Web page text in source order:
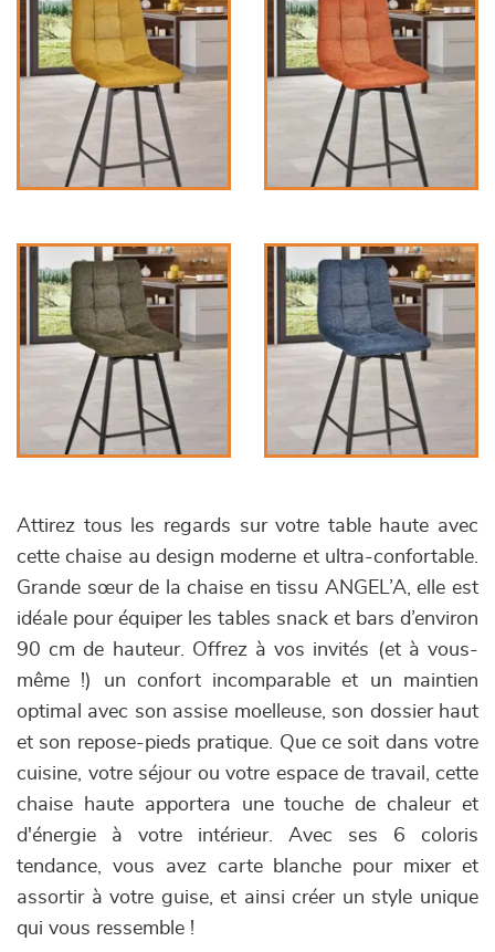
Attirez tous les regards sur votre table haute avec
cette chaise au design moderne et ultra-confortable.
Grande sœur de la chaise en tissu ANGEL’A, elle est
idéale pour équiper les tables snack et bars d’environ
90 cm de hauteur. Offrez à vos invités (et à vous-
même !) un confort incomparable et un maintien
optimal avec son assise moelleuse, son dossier haut
et son repose-pieds pratique. Que ce soit dans votre
cuisine, votre séjour ou votre espace de travail, cette
chaise haute apportera une touche de chaleur et
d'énergie à votre intérieur. Avec ses 6 coloris
tendance, vous avez carte blanche pour mixer et
assortir à votre guise, et ainsi créer un style unique
qui vous ressemble !